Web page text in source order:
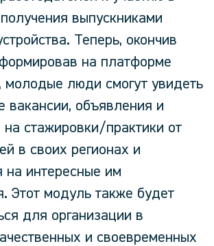
выпускниками
Теперь, окончив
на платформе
молодые люди смогут увидеть
вакансии, объявления и
стажировки/практики от
в своих регионах и
на интересные им
Этот модуль также будет
для организации в
и своевременных